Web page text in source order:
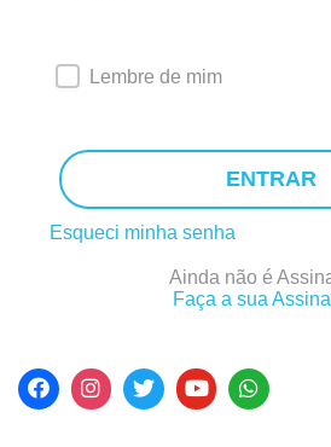
Lembre de mim
ENTRAR
Esqueci minha senha
Ainda não é
Faça a sua